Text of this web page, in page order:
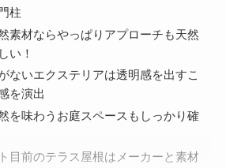
柱
素材ならやっぱりアプローチも天然
い！
ないエクステリアは透明感を出すこ
を演出
を味わうお庭スペースもしっかり確
目前のテラス屋根はメーカーと素材